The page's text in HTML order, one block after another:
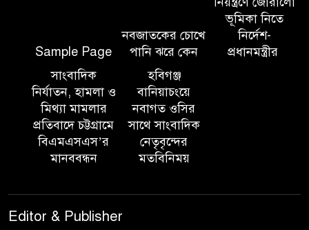
১০ লাখ টাকার চেক ডিজঅনার
মামলায় এক বছরের সাজা
‘সমন্বিত উদ্যোগেই গড়ে উঠবে
আধুনিক সিলেট’ – বাণিজ্যমন্ত্রী
আয়োজন ‘শ্রাবনের মেঘগুলো’
Sample Page
নবজাতকের চোখে
পানি ঝরে কেন
ভূমিকা নিতে
নির্দেশ-
প্রধানমন্ত্রীর
সাংবাদিক
নির্যাতন, হামলা ও
মিথ্যা মামলার
প্রতিবাদে চট্টগ্রামে
বিএমএসএস’র
মানববন্ধন
হবিগঞ্জ
বানিয়াচংয়ে
নবাগত ওসির
সাথে সাংবাদিক
নেতৃবৃন্দের
মতবিনিময়
Editor & Publisher